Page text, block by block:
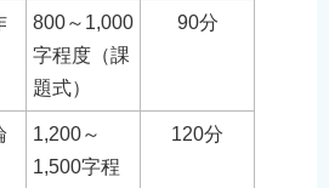
800～1,000
字程度（課
題式）
90分
1,200～
1,500字程
120分